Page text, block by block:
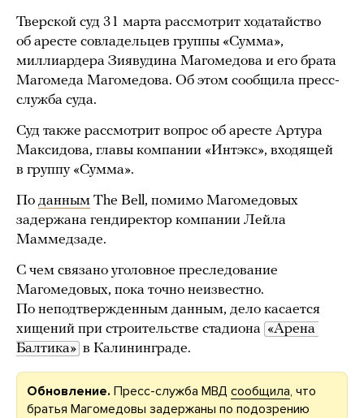
Тверской суд 31 марта рассмотрит ходатайство
об аресте совладельцев группы «Сумма»,
миллиардера Зиявудина Магомедова и его брата
Магомеда Магомедова. Об этом сообщила пресс-
служба суда.
Суд также рассмотрит вопрос об аресте Артура
Максидова, главы компании «Интэкс», входящей
в группу «Сумма».
По данным The Bell, помимо Магомедовых
задержана гендиректор компании Лейла
Маммедзаде.
С чем связано уголовное преследование
Магомедовых, пока точно неизвестно.
По неподтвержденным данным, дело касается
хищений при строительстве стадиона «Арена
Балтика» в Калининграде.
Обновление. Пресс-служба МВД сообщила, что
братья Магомедовы задержаны по подозрению